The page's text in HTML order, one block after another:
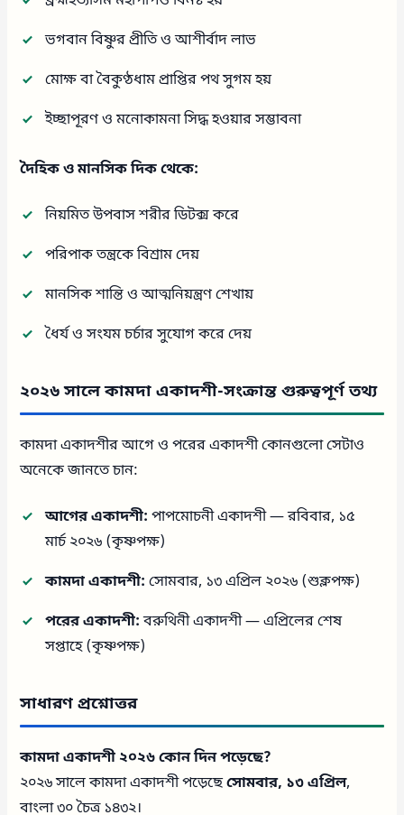
ভগবান বিষ্ণুর প্রীতি ও আশীর্বাদ লাভ
মোক্ষ বা বৈকুণ্ঠধাম প্রাপ্তির পথ সুগম হয়
ইচ্ছাপূরণ ও মনোকামনা সিদ্ধ হওয়ার সম্ভাবনা
দৈহিক ও মানসিক দিক থেকে:
নিয়মিত উপবাস শরীর ডিটক্স করে
পরিপাক তন্ত্রকে বিশ্রাম দেয়
মানসিক শান্তি ও আত্মনিয়ন্ত্রণ শেখায়
ধৈর্য ও সংযম চর্চার সুযোগ করে দেয়
২০২৬ সালে কামদা একাদশী-সংক্রান্ত গুরুত্বপূর্ণ তথ্য
কামদা একাদশীর আগে ও পরের একাদশী কোনগুলো সেটাও
অনেকে জানতে চান:
আগের একাদশী: পাপমোচনী একাদশী — রবিবার, ১৫
মার্চ ২০২৬ (কৃষ্ণপক্ষ)
কামদা একাদশী: সোমবার, ১৩ এপ্রিল ২০২৬ (শুক্লপক্ষ)
পরের একাদশী:বরুথিনী একাদশী — এপ্রিলের শেষ
সপ্তাহে (কৃষ্ণপক্ষ)
সাধারণ প্রশ্নোত্তর
কামদা একাদশী ২০২৬ কোন দিন পড়েছে?
২০২৬ সালে কামদা একাদশী পড়েছেসোমবার, ১৩ এপ্রিল,
বাংলা ৩০ চৈত্র ১৪৩২।